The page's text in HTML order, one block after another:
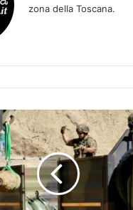
zona della Toscana.